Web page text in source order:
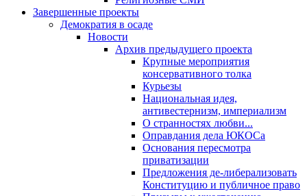
Завершенные проекты
Демократия в осаде
Новости
Архив предыдущего проекта
Крупные мероприятия
консервативного толка
Курьезы
Национальная идея,
антивестернизм, империализм
О странностях любви...
Оправдания дела ЮКОСа
Основания пересмотра
приватизации
Предложения де-либерализовать
Конституцию и публичное право